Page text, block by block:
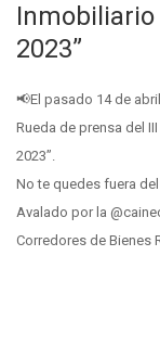
Inmobiliario
2023”
📢El pasado 14 de
Rueda de prensa del
2023”.
No te quedes fuera
Avalado por la
Corredores de Bienes